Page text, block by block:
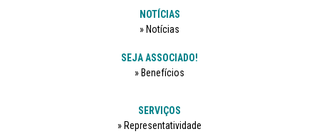
NOTÍCIAS
Notícias
SEJA ASSOCIADO!
Benefícios
SERVIÇOS
Representatividade